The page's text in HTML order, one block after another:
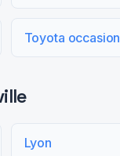
Toyota occasion
Lyon